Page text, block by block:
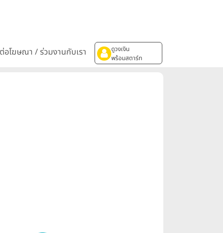
อโฆษณา / ร่วมงานกับเรา
ดูวงเงิน
พร้อมสตาร์ท